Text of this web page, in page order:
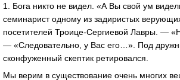
1. Бога никто не видел. «А Вы свой ум
семинарист одному из задиристых
посетителей Троице-Сергиевой Лавры. — «
— «Следовательно, у Вас его…». Под
сконфуженный скептик ретировался.
Мы верим в существование очень многих